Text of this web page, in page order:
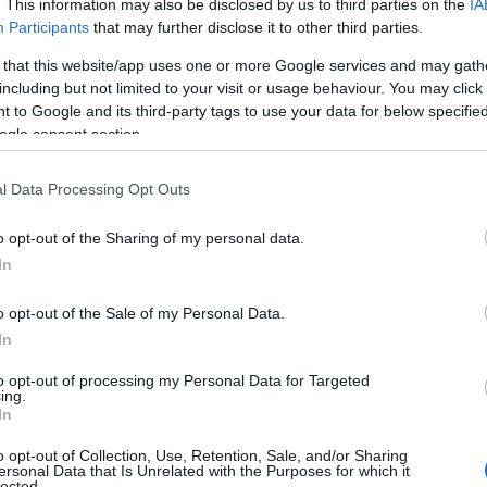
This information may also be disclosed by us to third parties on the
Participants that may further disclose it to other third parties.
that this website/app uses one or more Google services and may
but not limited to your visit or usage behaviour. You may
to Google and its third-party tags to use your data for below
consent section.
Data Processing Opt Outs
opt-out of the Sharing of my personal data.
opt-out of the Sale of my Personal Data.
opt-out of processing my Personal Data for Targeted
opt-out of Collection, Use, Retention, Sale, and/or Sharing
Data that Is Unrelated with the Purposes for which it
Όχθη (φωτ.: EPA / Abed Al Hashlamoun)
ούτε κατά τη διάρκεια της πανδημίας
λέει Reuters ο π. Ιμπραχήμ Φαλτάς, ένας
από το Ναό της Γέννησης. «Η σημερινή
προσθέτει.
«για τα πολλά παιδιά, τις
τους ανθρώπους που
τρελό πόλεμο», σχολιάζει.
10 Νοεμβρίου οι αρχηγοί των